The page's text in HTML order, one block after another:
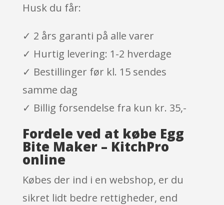
Husk du får:
✓ 2 års garanti på alle varer
✓ Hurtig levering: 1-2 hverdage
✓ Bestillinger før kl. 15 sendes
samme dag
✓ Billig forsendelse fra kun kr. 35,-
Fordele ved at købe Egg
Bite Maker – KitchPro
online
Købes der ind i en webshop, er du
sikret lidt bedre rettigheder, end